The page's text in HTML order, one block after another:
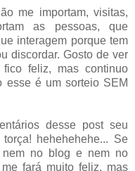
me importam, visitas,
as pessoas, que
interagem porque tem
discordar. Gosto de ver
feliz, mas continuo
esse é um sorteio SEM
desse post seu
hehehehehe... Se
no blog e nem no
fará muito feliz, mas